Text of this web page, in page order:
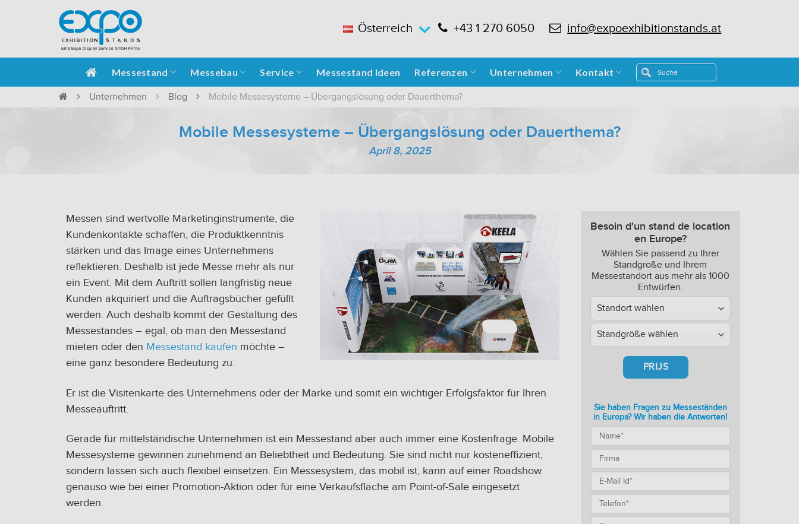
Österreich +43 1 270 6050 info@expoexhibitionstands.at
Messestand Messebau Service Messestand Ideen Referenzen Unternehmen Kontakt
Unternehmen Blog Mobile Messesysteme – Übergangslösung oder Dauerthema?
Mobile Messesysteme – Übergangslösung oder Dauerthema?
April 8, 2025
Messen sind wertvolle Marketinginstrumente, die
Kundenkontakte schaffen, die Produktkenntnis
stärken und das Image eines Unternehmens
reflektieren. Deshalb ist jede Messe mehr als nur
ein Event. Mit dem Auftritt sollen langfristig neue
Kunden akquiriert und die Auftragsbücher gefüllt
werden. Auch deshalb kommt der Gestaltung des
Messestandes – egal, ob man den Messestand
mieten oder den Messestand kaufen möchte –
eine ganz besondere Bedeutung zu.
Er ist die Visitenkarte des Unternehmens oder der Marke und somit ein wichtiger Erfolgsfaktor für Ihren
Messeauftritt.
Gerade für mittelständische Unternehmen ist ein Messestand aber auch immer eine Kostenfrage. Mobile
Messesysteme gewinnen zunehmend an Beliebtheit und Bedeutung. Sie sind nicht nur kosteneffizient,
sondern lassen sich auch flexibel einsetzen. Ein Messesystem, das mobil ist, kann auf einer Roadshow
genauso wie bei einer Promotion-Aktion oder für eine Verkaufsfläche am Point-of-Sale eingesetzt
werden.
Besoin d'un stand de location
en Europe?
Wählen Sie passend zu Ihrer
Standgröße und Ihrem
Messestandort aus mehr als 1000
Entwürfen.
PRIJS
Sie haben Fragen zu Messeständen
in Europa? Wir haben die Antworten!